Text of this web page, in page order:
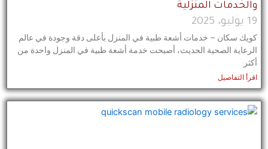
والخدمات المنزلية
19 يوليو، 2025
كويك سكان – خدمات أشعة طبية في المنزل بأعلى دقة وجودة في عالم
الرعاية الصحية الحديث، أصبحت خدمة أشعة طبية في المنزل واحدة من
أكثر
اقرأ التفاصيل